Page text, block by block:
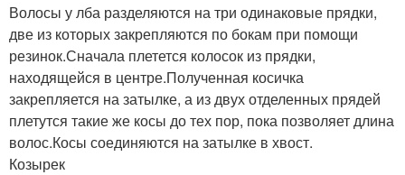
Волосы у лба разделяются на три одинаковые прядки,
две из которых закрепляются по бокам при помощи
резинок.Сначала плетется колосок из прядки,
находящейся в центре.Полученная косичка
закрепляется на затылке, а из двух отделенных прядей
плетутся такие же косы до тех пор, пока позволяет длина
волос.Косы соединяются на затылке в хвост.
Козырек